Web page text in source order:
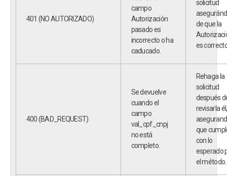
401 (NO AUTORIZADO)
campo
Autorización
pasado es
incorrecto o ha
caducado.
solicitud
de que la
es
400 (BAD_REQUEST)
Se devuelve
cuando el
campo
val_cpf_cnpj
no está
completo.
Rehaga la
solicitud
después
revisarla él,
que
con lo
esperado
el método.